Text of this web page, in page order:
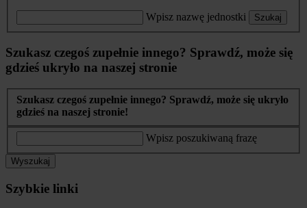
Wpisz nazwę jednostki Szukaj
Szukasz czegoś zupełnie innego? Sprawdź, może się
gdzieś ukryło na naszej stronie
Szukasz czegoś zupełnie innego? Sprawdź, może się ukryło
gdzieś na naszej stronie!
Wpisz poszukiwaną frazę
Wyszukaj
Szybkie linki